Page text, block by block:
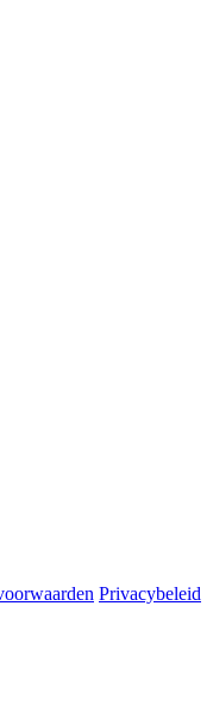
Privacybeleid